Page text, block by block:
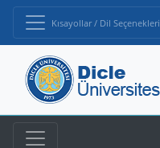
Kısayollar / Dil Seçenekleri